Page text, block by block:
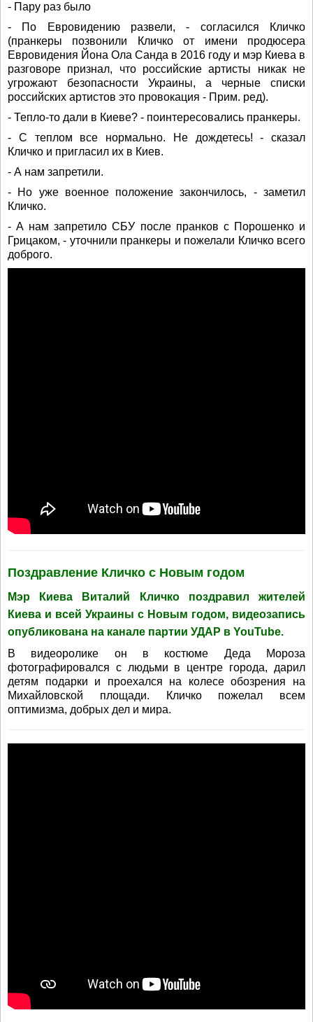
- Пару раз было
- По Евровидению развели, - согласился Кличко
(пранкеры позвонили Кличко от имени продюсера
Евровидения Йона Ола Санда в 2016 году и мэр Киева в
разговоре признал, что российские артисты никак не
угрожают безопасности Украины, а черные списки
российских артистов это провокация - Прим. ред).
- Тепло-то дали в Киеве? - поинтересовались пранкеры.
- С теплом все нормально. Не дождетесь! - сказал
Кличко и пригласил их в Киев.
- А нам запретили.
- Но уже военное положение закончилось, - заметил
Кличко.
- А нам запретило СБУ после пранков с Порошенко и
Грицаком, - уточнили пранкеры и пожелали Кличко всего
доброго.
Поздравление Кличко с Новым годом
Мэр Киева Виталий Кличко поздравил жителей
Киева и всей Украины с Новым годом, видеозапись
опубликована на канале партии УДАР в YouTube.
В видеоролике он в костюме Деда Мороза
фотографировался с людьми в центре города, дарил
детям подарки и проехался на колесе обозрения на
Михайловской площади. Кличко пожелал всем
оптимизма, добрых дел и мира.